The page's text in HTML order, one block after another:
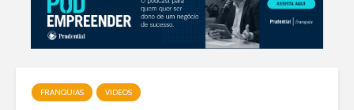
FRANQUIAS VIDEOS